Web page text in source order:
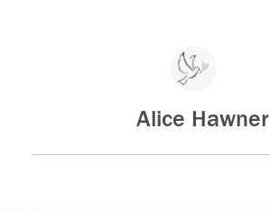
Alice Hawner